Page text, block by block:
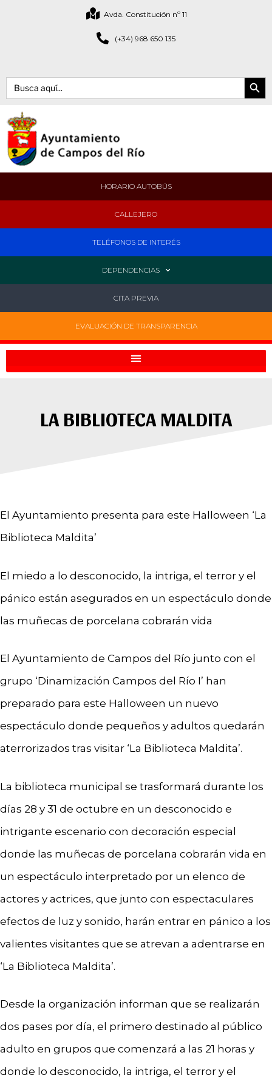
Avda. Constitución nº 11
(+34) 968 650 135
Buscar: Botón de
HORARIO AUTOBÚS
CALLEJERO
TELÉFONOS DE INTERÉS
DEPENDENCIAS
CITA PREVIA
EVALUACIÓN DE TRANSPARENCIA
LA BIBLIOTECA MALDITA
El Ayuntamiento presenta para este Halloween ‘La
Biblioteca Maldita’
El miedo a lo desconocido, la intriga, el terror y el
pánico están asegurados en un espectáculo donde
las muñecas de porcelana cobrarán vida
El Ayuntamiento de Campos del Río junto con el
grupo ‘Dinamización Campos del Río I’ han
preparado para este Halloween un nuevo
espectáculo donde pequeños y adultos quedarán
aterrorizados tras visitar ‘La Biblioteca Maldita’.
La biblioteca municipal se trasformará durante los
días 28 y 31 de octubre en un desconocido e
intrigante escenario con decoración especial
donde las muñecas de porcelana cobrarán vida en
un espectáculo interpretado por un elenco de
actores y actrices, que junto con espectaculares
efectos de luz y sonido, harán entrar en pánico a los
valientes visitantes que se atrevan a adentrarse en
‘La Biblioteca Maldita’.
Desde la organización informan que se realizarán
dos pases por día, el primero destinado al público
adulto en grupos que comenzará a las 21 horas y
donde lo desconocido, la intriga, el terror y el